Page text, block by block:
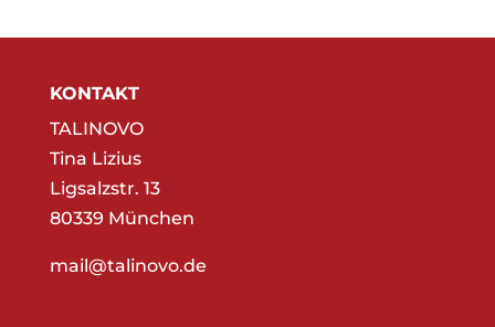
KONTAKT
TALINOVO
Tina Lizius
Ligsalzstr. 13
80339 München
mail@talinovo.de